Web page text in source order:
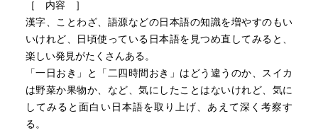
［ 内容 ］
漢字、ことわざ、語源などの日本語の知識を増やすのもい
いけれど、日頃使っている日本語を見つめ直してみると、
楽しい発見がたくさんある。
「一日おき」と「二四時間おき」はどう違うのか、スイカ
は野菜か果物か、など、気にしたことはないけれど、気に
してみると面白い日本語を取り上げ、あえて深く考察す
る。